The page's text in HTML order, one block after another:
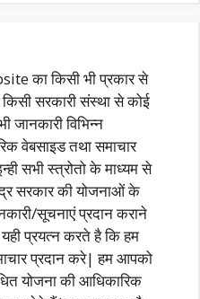
का किसी भी प्रकार से
सरकारी संस्था से कोई
जानकारी विभिन्न
वेबसाइड तथा समाचार
सभी स्त्रोतो के माध्यम से
सरकार की योजनाओं के
सूचनाएं प्रदान कराने
प्रयत्न करते है कि हम
प्रदान करे| हम आपको
योजना की आधिकारिक